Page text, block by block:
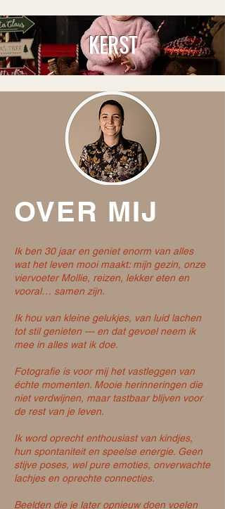
KERST
OVER MIJ
Ik ben 30 jaar en geniet enorm van alles
wat het leven mooi maakt: mijn gezin, onze
viervoeter Mollie, reizen, lekker eten en
vooral… samen zijn.
Ik hou van kleine gelukjes, van luid lachen
tot stil genieten — en dat gevoel neem ik
mee in alles wat ik doe.
Fotografie is voor mij het vastleggen van
échte momenten. Mooie herinneringen die
niet verdwijnen, maar tastbaar blijven voor
de rest van je leven.
Ik word oprecht enthousiast van kindjes,
hun spontaniteit en speelse energie. Geen
stijve poses, wel pure emoties, onverwachte
lachjes en oprechte connecties.
Beelden die je later opnieuw doen voelen